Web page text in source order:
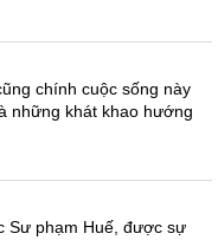
chính cuộc sống này
những khát khao hướng
Sư phạm Huế, được sự